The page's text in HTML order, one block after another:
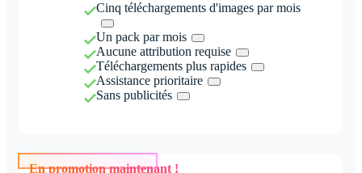
Cinq téléchargements d'images par mois
Un pack par mois
Aucune attribution requise
Téléchargements plus rapides
Assistance prioritaire
Sans publicités
En promotion maintenant !